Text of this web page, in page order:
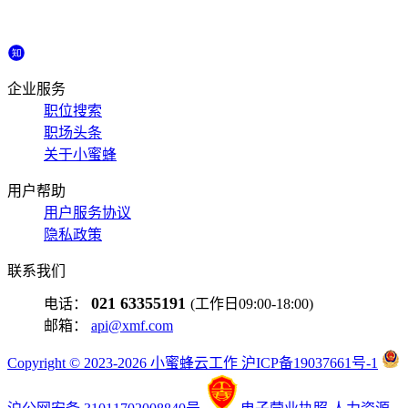
企业服务
职位搜索
职场头条
关于小蜜蜂
用户帮助
用户服务协议
隐私政策
联系我们
电话： 021 63355191 (工作日09:00-18:00)
邮箱： api@xmf.com
Copyright © 2023-2026 小蜜蜂云工作 沪ICP备19037661号-1